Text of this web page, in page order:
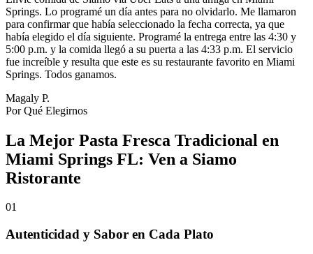
Springs. Lo programé un día antes para no olvidarlo. Me llamaron
para confirmar que había seleccionado la fecha correcta, ya que
había elegido el día siguiente. Programé la entrega entre las 4:30 y
5:00 p.m. y la comida llegó a su puerta a las 4:33 p.m. El servicio
fue increíble y resulta que este es su restaurante favorito en Miami
Springs. Todos ganamos.
Magaly P.
Por Qué Elegirnos
La Mejor Pasta Fresca Tradicional en
Miami Springs FL: Ven a Siamo
Ristorante
01
Autenticidad y Sabor en Cada Plato